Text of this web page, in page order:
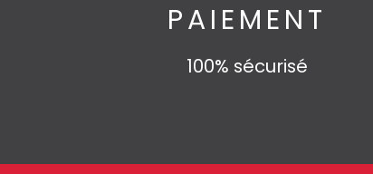
PAIEMENT
100% sécurisé